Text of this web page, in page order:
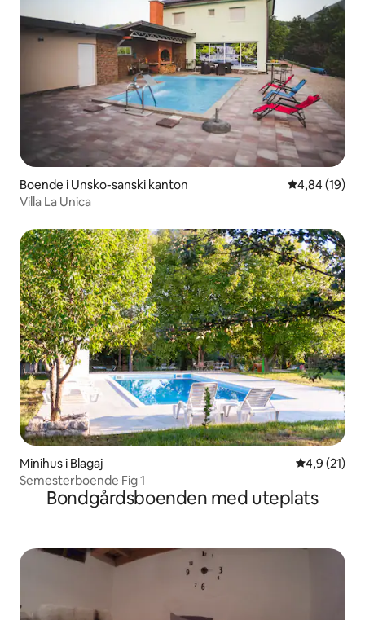
Boende i Unsko-sanski kanton 4,84 av 5 i
4,84 (19)
Villa La Unica
Minihus i Blagaj 4,9 av 5 i
4,9 (21)
Semesterboende Fig 1
Bondgårdsboenden med uteplats